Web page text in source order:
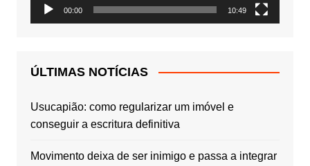
00:00 10:49
ÚLTIMAS NOTÍCIAS
Usucapião: como regularizar um imóvel e
conseguir a escritura definitiva
Movimento deixa de ser inimigo e passa a integrar